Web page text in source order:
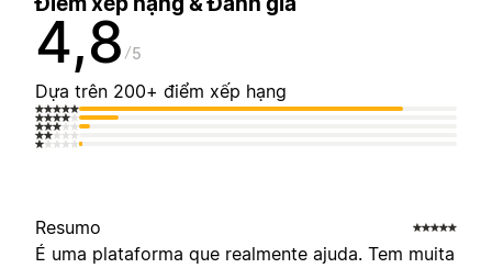
4,8 5
Dựa trên 200+ điểm xếp hạng
Resumo
É uma plataforma que realmente ajuda. Tem muita